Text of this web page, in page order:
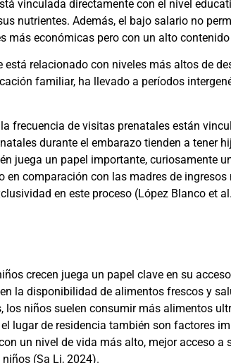
vinculada directamente con el nivel
nutrientes. Además, el bajo salario no
más económicas pero con un alto
está relacionado con niveles más altos de
familiar, ha llevado a períodos
frecuencia de visitas prenatales están
durante el embarazo tienden a tener
juega un papel importante, curiosamente
en comparación con las madres de
en este proceso (López Blanco et
crecen juega un papel clave en su
la disponibilidad de alimentos frescos y
los niños suelen consumir más alimentos
lugar de residencia también son factores
un nivel de vida más alto, mejor acceso
niños (Sa Li, 2024).